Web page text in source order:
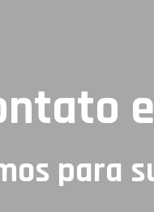
para